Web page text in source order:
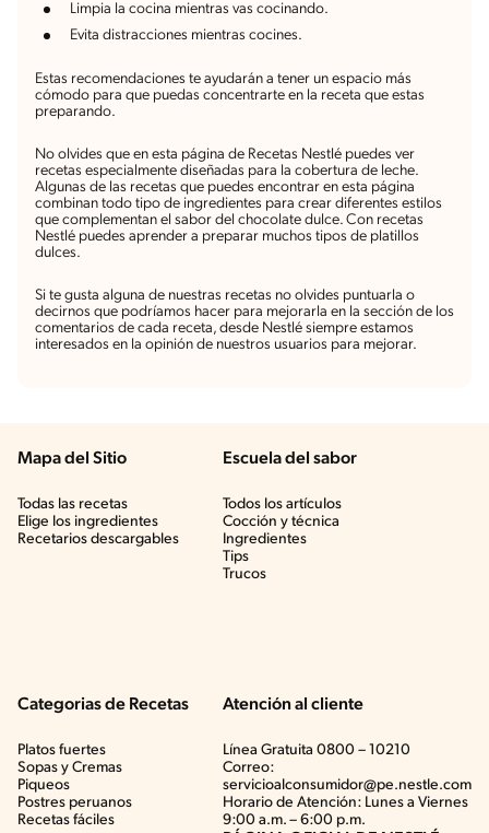
Limpia la cocina mientras vas cocinando.
Evita distracciones mientras cocines.
Estas recomendaciones te ayudarán a tener un espacio más
cómodo para que puedas concentrarte en la receta que estas
preparando.
No olvides que en esta página de Recetas Nestlé puedes ver
recetas especialmente diseñadas para la cobertura de leche.
Algunas de las recetas que puedes encontrar en esta página
combinan todo tipo de ingredientes para crear diferentes estilos
que complementan el sabor del chocolate dulce. Con recetas
Nestlé puedes aprender a preparar muchos tipos de platillos
dulces.
Si te gusta alguna de nuestras recetas no olvides puntuarla o
decirnos que podríamos hacer para mejorarla en la sección de los
comentarios de cada receta, desde Nestlé siempre estamos
interesados en la opinión de nuestros usuarios para mejorar.
Mapa del Sitio
Todas las recetas
Elige los ingredientes
Recetarios descargables
Escuela del sabor
Todos los artículos
Cocción y técnica
Ingredientes
Tips
Trucos
Categorias de Recetas
Platos fuertes
Sopas y Cremas
Piqueos
Postres peruanos
Recetas fáciles
Atención al cliente
Línea Gratuita 0800 – 10210
Correo:
servicioalconsumidor@pe.nestle.com
Horario de Atención: Lunes a Viernes
9:00 a.m. – 6:00 p.m.